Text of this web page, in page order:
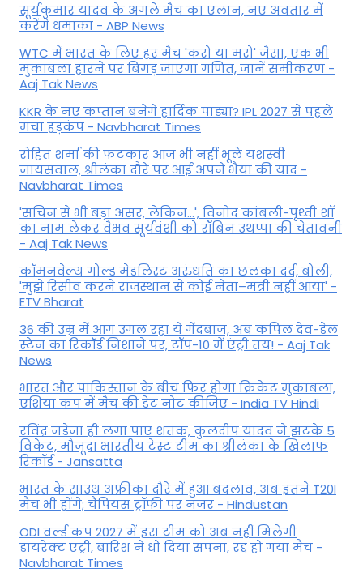
सूर्यकुमार यादव के अगले मैच का एलान, नए अवतार में
करेंगे धमाका - ABP News
WTC में भारत के लिए हर मैच 'करो या मरो' जैसा, एक भी
मुकाबला हारने पर बिगड़ जाएगा गण‍ित, जानें समीकरण -
Aaj Tak News
KKR के नए कप्तान बनेंगे हार्दिक पांड्या? IPL 2027 से पहले
मचा हड़कंप - Navbharat Times
रोहित शर्मा की फटकार आज भी नहीं भूले यशस्वी
जायसवाल, श्रीलंका दौरे पर आई अपने भैया की याद -
Navbharat Times
'सचिन से भी बड़ा असर, लेकिन...', व‍िनोद कांबली-पृथ्वी शॉ
का नाम लेकर वैभव सूर्यवंशी को रॉबिन उथप्पा की चेतावनी
- Aaj Tak News
कॉमनवेल्थ गोल्ड मे​डलिस्ट अरुंधति का छलका दर्द, बोली,
'मुझे रिसीव करने राजस्थान से कोई नेता–मंत्री नहीं आया' -
ETV Bharat
36 की उम्र में आग उगल रहा ये गेंदबाज, अब कपिल देव-डेल
स्टेन का रिकॉर्ड निशाने पर, टॉप-10 में एंट्री तय! - Aaj Tak
News
भारत और पाकिस्तान के बीच फिर होगा क्रिकेट मुकाबला,
एशिया कप में मैच की डेट नोट कीजिए - India TV Hindi
रविंद्र जडेजा ही लगा पाए शतक, कुलदीप यादव ने झटके 5
विकेट, मौजूदा भारतीय टेस्ट टीम का श्रीलंका के खिलाफ
रिकॉर्ड - Jansatta
भारत के साउथ अफ्रीका दौरे में हुआ बदलाव, अब इतने T20I
मैच भी होंगे; चैंपियंस ट्रॉफी पर नजर - Hindustan
ODI वर्ल्ड कप 2027 में इस टीम को अब नहीं मिलेगी
डायरेक्ट एंट्री, बारिश ने धो दिया सपना, रद्द हो गया मैच -
Navbharat Times